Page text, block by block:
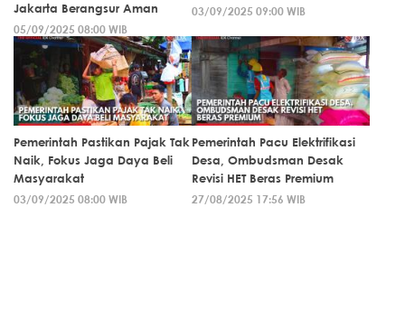
Jakarta Berangsur Aman
05/09/2025 08:00 WIB
03/09/2025 09:00 WIB
Pemerintah Pastikan Pajak Tak
Naik, Fokus Jaga Daya Beli
Masyarakat
03/09/2025 08:00 WIB
Pemerintah Pacu Elektrifikasi
Desa, Ombudsman Desak
Revisi HET Beras Premium
27/08/2025 17:56 WIB